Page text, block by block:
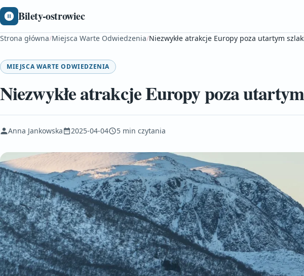
Bilety-ostrowiec
Strona główna/Miejsca Warte Odwiedzenia/Niezwykłe atrakcje Europy poza utartym
MIEJSCA WARTE ODWIEDZENIA
Niezwykłe atrakcje Europy poza
Anna Jankowska 2025-04-04 5 min czytania